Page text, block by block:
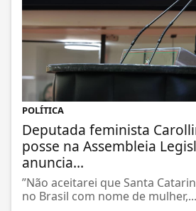
POLÍTICA
Deputada feminista
posse na Assembleia
anuncia...
”Não aceitarei que Santa
no Brasil com nome de mulher,...